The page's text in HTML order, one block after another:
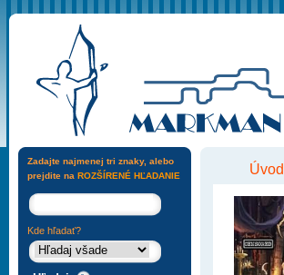
Úvod
Zadajte najmenej tri znaky, alebo
prejdite na ROZŠÍRENÉ HĽADANIE
Kde hľadať?